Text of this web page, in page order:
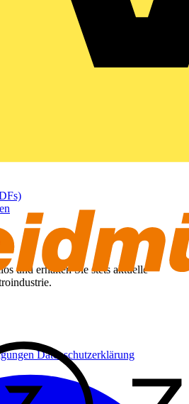
Zugang zu Branchennews,
und Tools – alles auf einer
und erhalten Sie stets aktuelle
Datenschutzerklärung